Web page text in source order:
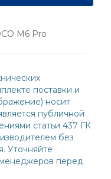
M6 Pro
поставки и
носит
публичной
статьи 437 ГК
без
Уточняйте
перед